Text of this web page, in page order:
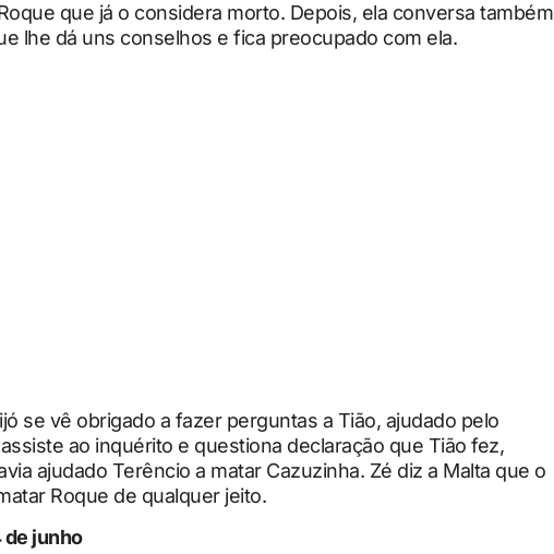
que já o considera morto. Depois, ela conversa também
lhe dá uns conselhos e fica preocupado com ela.
se vê obrigado a fazer perguntas a Tião, ajudado pelo
ao inquérito e questiona declaração que Tião fez,
ajudado Terêncio a matar Cazuzinha. Zé diz a Malta que o
Roque de qualquer jeito.
junho